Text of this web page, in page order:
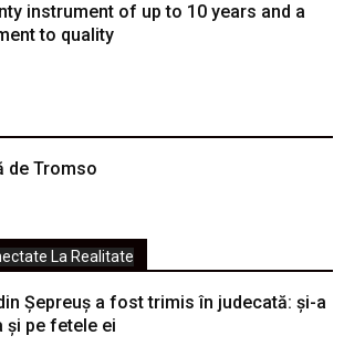
instrument of up to 10 years and a
to quality
de Tromso
La Realitate
Șepreuș a fost trimis în judecată: și-a
și pe fetele ei